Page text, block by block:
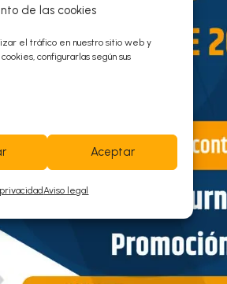
de las cookies
el tráfico en nuestro sitio web y
configurarlas según sus
Aceptar
Aviso legal